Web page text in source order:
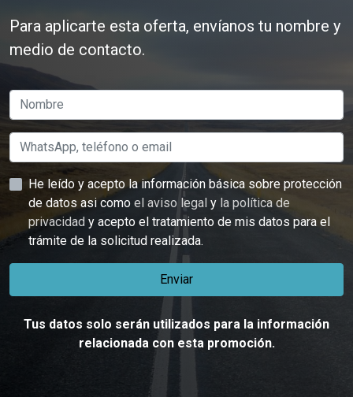
Para aplicarte esta oferta, envíanos tu nombre y
medio de contacto.
He leído y acepto la información básica sobre protección
de datos asi como el aviso legal y la política de
privacidad y acepto el tratamiento de mis datos para el
trámite de la solicitud realizada.
Enviar
Tus datos solo serán utilizados para la información
relacionada con esta promoción.